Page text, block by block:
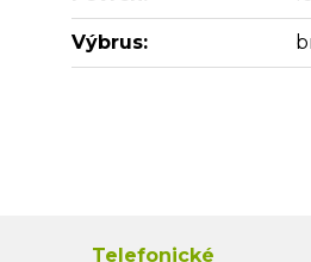
Výbrus:
Telefonické